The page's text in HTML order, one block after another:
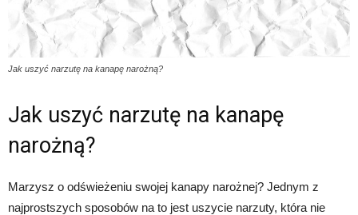
Jak uszyć narzutę na kanapę narożną?
Jak uszyć narzutę na kanapę
narożną?
Marzysz o odświeżeniu swojej kanapy narożnej? Jednym z
najprostszych sposobów na to jest uszycie narzuty, która nie